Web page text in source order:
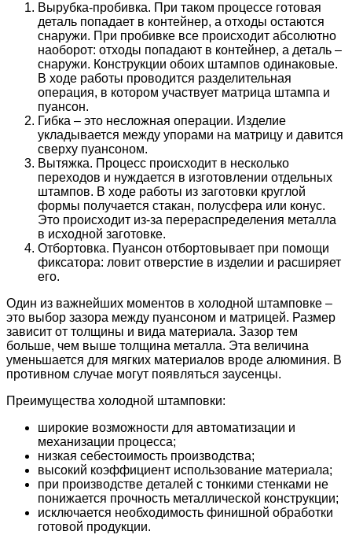
Вырубка-пробивка. При таком процессе готовая
деталь попадает в контейнер, а отходы остаются
снаружи. При пробивке все происходит абсолютно
наоборот: отходы попадают в контейнер, а деталь –
снаружи. Конструкции обоих штампов одинаковые.
В ходе работы проводится разделительная
операция, в котором участвует матрица штампа и
пуансон.
Гибка – это несложная операции. Изделие
укладывается между упорами на матрицу и давится
сверху пуансоном.
Вытяжка. Процесс происходит в несколько
переходов и нуждается в изготовлении отдельных
штампов. В ходе работы из заготовки круглой
формы получается стакан, полусфера или конус.
Это происходит из-за перераспределения металла
в исходной заготовке.
Отбортовка. Пуансон отбортовывает при помощи
фиксатора: ловит отверстие в изделии и расширяет
его.
Один из важнейших моментов в холодной штамповке –
это выбор зазора между пуансоном и матрицей. Размер
зависит от толщины и вида материала. Зазор тем
больше, чем выше толщина металла. Эта величина
уменьшается для мягких материалов вроде алюминия. В
противном случае могут появляться заусенцы.
Преимущества холодной штамповки:
широкие возможности для автоматизации и
механизации процесса;
низкая себестоимость производства;
высокий коэффициент использование материала;
при производстве деталей с тонкими стенками не
понижается прочность металлической конструкции;
исключается необходимость финишной обработки
готовой продукции.